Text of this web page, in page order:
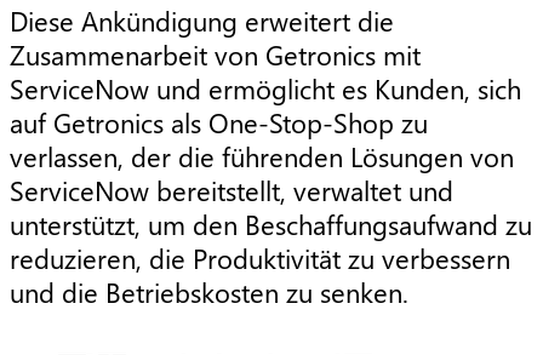
Diese Ankündigung erweitert die
Zusammenarbeit von Getronics mit
ServiceNow und ermöglicht es Kunden, sich
auf Getronics als One-Stop-Shop zu
verlassen, der die führenden Lösungen von
ServiceNow bereitstellt, verwaltet und
unterstützt, um den Beschaffungsaufwand zu
reduzieren, die Produktivität zu verbessern
und die Betriebskosten zu senken.